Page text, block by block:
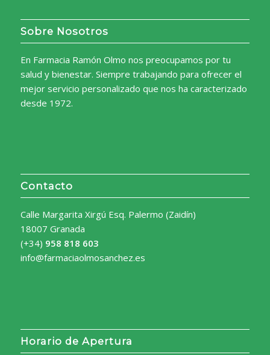
Sobre Nosotros
En Farmacia Ramón Olmo nos preocupamos por tu
salud y bienestar. Siempre trabajando para ofrecer el
mejor servicio personalizado que nos ha caracterizado
desde 1972.
Contacto
Calle Margarita Xirgú Esq. Palermo (Zaidín)
18007 Granada
(+34) 958 818 603
info@farmaciaolmosanchez.es
Horario de Apertura